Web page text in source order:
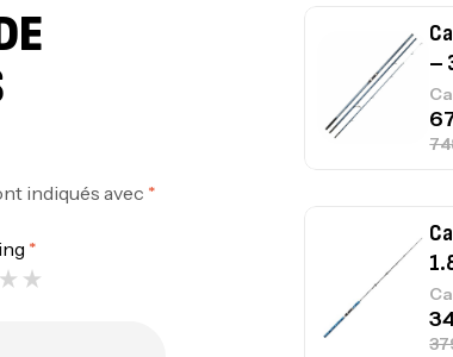
indiqués avec *
*
–